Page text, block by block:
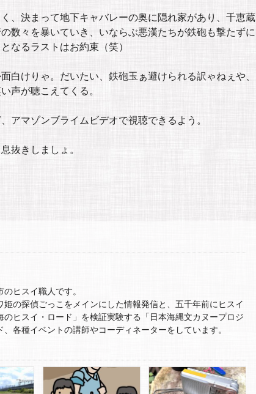
、決まって地下キャバレーの奥に隠れ家があり、千恵蔵
数々を暴いていき、いならぶ悪漢たちが鉄砲も撃たずに
なるラストはお約束（笑）
白けりゃ。だいたい、鉄砲玉ぁ避けられる訳ゃねぇや、
声が聴こえてくる。
アマゾンブライムビデオで視聴できるよう。
抜きしましょ。
ヒスイ職人です。
の探偵ごっこをメインにした情報発信と、五千年前にヒスイ
ヒスイ・ロード」を検証実験する「日本海縄文カヌープロジ
各種イベントの講師やコーディネーターをしています。